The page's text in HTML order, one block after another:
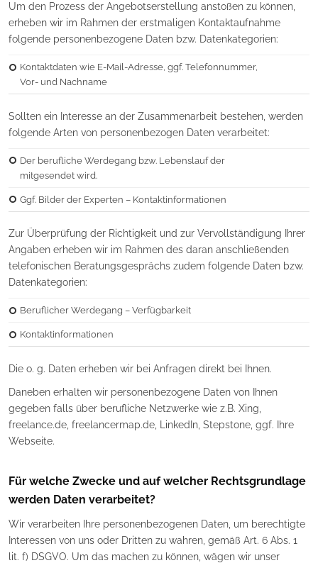
Um den Prozess der Angebotserstellung anstoßen zu können,
erheben wir im Rahmen der erstmaligen Kontaktaufnahme
folgende personenbezogene Daten bzw. Datenkategorien:
Kontaktdaten wie E-Mail-Adresse, ggf. Telefonnummer,
Vor- und Nachname
Sollten ein Interesse an der Zusammenarbeit bestehen, werden
folgende Arten von personenbezogen Daten verarbeitet:
Der berufliche Werdegang bzw. Lebenslauf der
mitgesendet wird.
Ggf. Bilder der Experten – Kontaktinformationen
Zur Überprüfung der Richtigkeit und zur Vervollständigung Ihrer
Angaben erheben wir im Rahmen des daran anschließenden
telefonischen Beratungsgesprächs zudem folgende Daten bzw.
Datenkategorien:
Beruflicher Werdegang – Verfügbarkeit
Kontaktinformationen
Die o. g. Daten erheben wir bei Anfragen direkt bei Ihnen.
Daneben erhalten wir personenbezogene Daten von Ihnen
gegeben falls über berufliche Netzwerke wie z.B. Xing,
freelance.de, freelancermap.de, LinkedIn, Stepstone, ggf. Ihre
Webseite.
Für welche Zwecke und auf welcher Rechtsgrundlage
werden Daten verarbeitet?
Wir verarbeiten Ihre personenbezogenen Daten, um berechtigte
Interessen von uns oder Dritten zu wahren, gemäß Art. 6 Abs. 1
lit. f) DSGVO. Um das machen zu können, wägen wir unser